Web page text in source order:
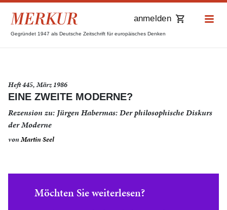
Gegründet 1947 als Deutsche Zeitschrift für europäisches Denken
anmelden
Heft 445, März 1986
EINE ZWEITE MODERNE?
Rezension zu: Jürgen Habermas: Der philosophische Diskurs
der Moderne
vonMartin Seel
Möchten Sie weiterlesen?